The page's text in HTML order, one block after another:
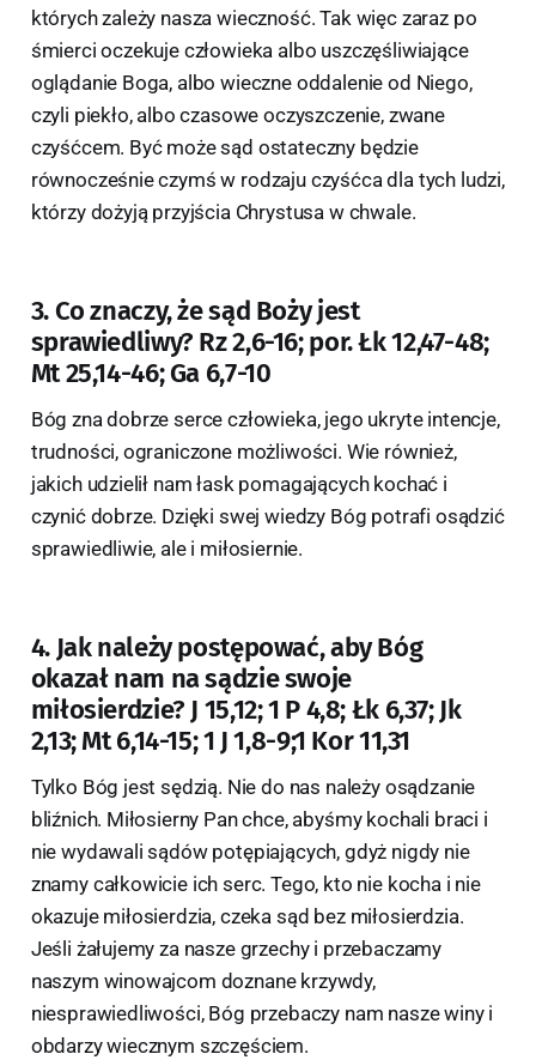
których zależy nasza wieczność. Tak więc zaraz po
śmierci oczekuje człowieka albo uszczęśliwiające
oglądanie Boga, albo wieczne oddalenie od Niego,
czyli piekło, albo czasowe oczyszczenie, zwane
czyśćcem. Być może sąd ostateczny będzie
równocześnie czymś w rodzaju czyśćca dla tych ludzi,
którzy dożyją przyjścia Chrystusa w chwale.
3. Co znaczy, że sąd Boży jest
sprawiedliwy? Rz 2,6-16; por. Łk 12,47-48;
Mt 25,14-46; Ga 6,7-10
Bóg zna dobrze serce człowieka, jego ukryte intencje,
trudności, ograniczone możliwości. Wie również,
jakich udzielił nam łask pomagających kochać i
czynić dobrze. Dzięki swej wiedzy Bóg potrafi osądzić
sprawiedliwie, ale i miłosiernie.
4. Jak należy postępować, aby Bóg
okazał nam na sądzie swoje
miłosierdzie? J 15,12; 1 P 4,8; Łk 6,37; Jk
2,13; Mt 6,14-15; 1 J 1,8-9;1 Kor 11,31
Tylko Bóg jest sędzią. Nie do nas należy osądzanie
bliźnich. Miłosierny Pan chce, abyśmy kochali braci i
nie wydawali sądów potępiających, gdyż nigdy nie
znamy całkowicie ich serc. Tego, kto nie kocha i nie
okazuje miłosierdzia, czeka sąd bez miłosierdzia.
Jeśli żałujemy za nasze grzechy i przebaczamy
naszym winowajcom doznane krzywdy,
niesprawiedliwości, Bóg przebaczy nam nasze winy i
obdarzy wiecznym szczęściem.